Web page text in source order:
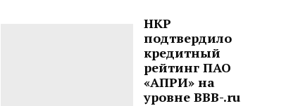
НКР
подтвердило
кредитный
рейтинг ПАО
«АПРИ» на
уровне BBB-.ru